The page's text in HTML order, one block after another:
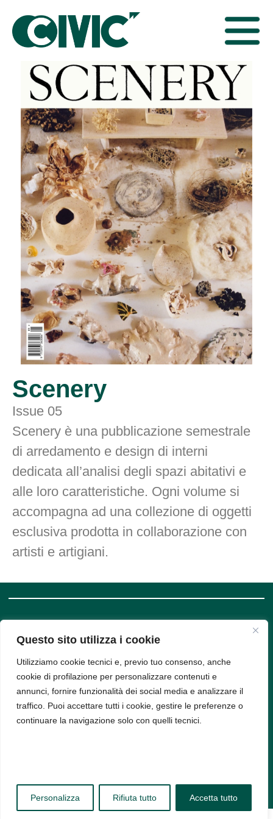
Questo sito utilizza i cookie
Utilizziamo cookie tecnici e, previo tuo consenso, anche
cookie di profilazione per personalizzare contenuti e
annunci, fornire funzionalità dei social media e analizzare il
traffico. Puoi accettare tutti i cookie, gestire le preferenze o
continuare la navigazione solo con quelli tecnici.
Personalizza Rifiuta tutto Accetta tutto
Scenery
Issue 05
Scenery è una pubblicazione semestrale
di arredamento e design di interni
dedicata all’analisi degli spazi abitativi e
alle loro caratteristiche. Ogni volume si
accompagna ad una collezione di oggetti
esclusiva prodotta in collaborazione con
artisti e artigiani.
SUPPORT
Privacy
Cookie
Policy
COMPANY
INFO
Bud srl, Via
Arena 9,
20123,
Milano -